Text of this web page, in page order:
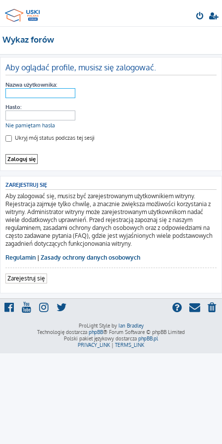
Wykaz forów
Aby oglądać profile, musisz się zalogować.
Nazwa użytkownika:
Hasło:
Nie pamiętam hasła
Ukryj mój status podczas tej sesji
ZAREJESTRUJ SIĘ
Aby zalogować się, musisz być zarejestrowanym użytkownikiem witryny.
Rejestracja zajmuje tylko chwilę, a znacznie zwiększa możliwości korzystania z
witryny. Administrator witryny może zarejestrowanym użytkownikom nadać
wiele dodatkowych uprawnień. Przed rejestracją zapoznaj się z naszym
regulaminem, zasadami ochrony danych osobowych oraz z odpowiedziami na
często zadawane pytania (FAQ), gdzie jest wyjaśnionych wiele podstawowych
zagadnień dotyczących funkcjonowania witryny.
Regulamin | Zasady ochrony danych osobowych
Zarejestruj się
ProLight Style by Ian Bradley
Technologię dostarcza phpBB® Forum Software © phpBB Limited
Polski pakiet językowy dostarcza phpBB.pl
PRIVACY_LINK | TERMS_LINK